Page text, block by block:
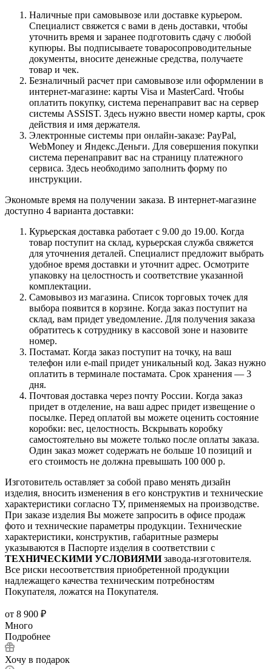
Наличные при самовывозе или доставке курьером.
Специалист свяжется с вами в день доставки, чтобы
уточнить время и заранее подготовить сдачу с любой
купюры. Вы подписываете товаросопроводительные
документы, вносите денежные средства, получаете
товар и чек.
Безналичный расчет при самовывозе или оформлении в
интернет-магазине: карты Visa и MasterCard. Чтобы
оплатить покупку, система перенаправит вас на сервер
системы ASSIST. Здесь нужно ввести номер карты, срок
действия и имя держателя.
Электронные системы при онлайн-заказе: PayPal,
WebMoney и Яндекс.Деньги. Для совершения покупки
система перенаправит вас на страницу платежного
сервиса. Здесь необходимо заполнить форму по
инструкции.
Экономьте время на получении заказа. В интернет-магазине
доступно 4 варианта доставки:
Курьерская доставка работает с 9.00 до 19.00. Когда
товар поступит на склад, курьерская служба свяжется
для уточнения деталей. Специалист предложит выбрать
удобное время доставки и уточнит адрес. Осмотрите
упаковку на целостность и соответствие указанной
комплектации.
Самовывоз из магазина. Список торговых точек для
выбора появится в корзине. Когда заказ поступит на
склад, вам придет уведомление. Для получения заказа
обратитесь к сотруднику в кассовой зоне и назовите
номер.
Постамат. Когда заказ поступит на точку, на ваш
телефон или e-mail придет уникальный код. Заказ нужно
оплатить в терминале постамата. Срок хранения — 3
дня.
Почтовая доставка через почту России. Когда заказ
придет в отделение, на ваш адрес придет извещение о
посылке. Перед оплатой вы можете оценить состояние
коробки: вес, целостность. Вскрывать коробку
самостоятельно вы можете только после оплаты заказа.
Один заказ может содержать не больше 10 позиций и
его стоимость не должна превышать 100 000 р.
Изготовитель оставляет за собой право менять дизайн
изделия, вносить изменения в его конструктив и технические
характеристики согласно ТУ, применяемых на производстве.
При заказе изделия Вы можете запросить в офисе продаж
фото и технические параметры продукции. Технические
характеристики, конструктив, габаритные размеры
указываются в Паспорте изделия в соответствии с
ТЕХНИЧЕСКИМИ УСЛОВИЯМИзавода-изготовителя.
Все риски несоответствия приобретенной продукции
надлежащего качества техническим потребностям
Покупателя, ложатся на Покупателя.
от 8 900 ₽
Много
Подробнее
Хочу в подарок